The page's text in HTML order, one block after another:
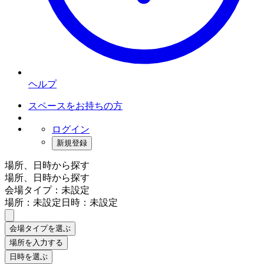
ヘルプ
スペースをお持ちの方
ログイン
新規登録
場所、日時から探す
場所、日時から探す
会場タイプ：未設定
場所：未設定日時：未設定
会場タイプを選ぶ
場所を入力する
日時を選ぶ